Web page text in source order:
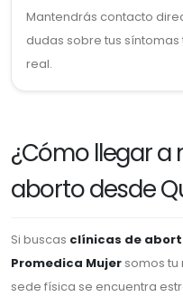
Mantendrás contacto
dudas sobre tus
real.
¿Cómo llegar
aborto desde
Si buscas clínicas de
Promedica Mujer somos tu
sede física se encuentra